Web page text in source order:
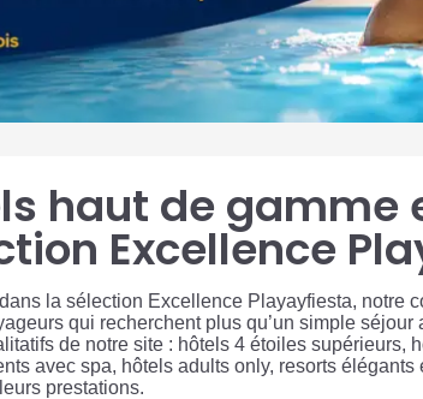
haut de gamme
Excellence
la sélection Excellence Playayfiesta, notre
qui recherchent plus qu’un simple
de notre site : hôtels 4 étoiles supérieurs,
avec spa, hôtels adults only, resorts
prestations.